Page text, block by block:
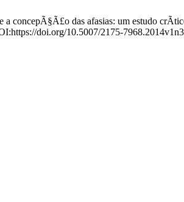
concepÃ§Ã£o das afasias: um estudo
doi.org/10.5007/2175-